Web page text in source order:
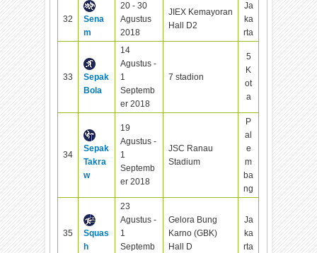
32
Sena
m
20 - 30
Agustus
2018
JIEX Kemayoran
Hall D2
Ja
ka
rta
33
Sepak
Bola
14
Agustus -
1
Septemb
er 2018
7 stadion
5
K
ot
a
34
Sepak
Takra
w
19
Agustus -
1
Septemb
er 2018
JSC Ranau
Stadium
P
al
e
m
ba
ng
35
Squas
h
23
Agustus -
1
Septemb
Gelora Bung
Karno (GBK)
Hall D
Ja
ka
rta